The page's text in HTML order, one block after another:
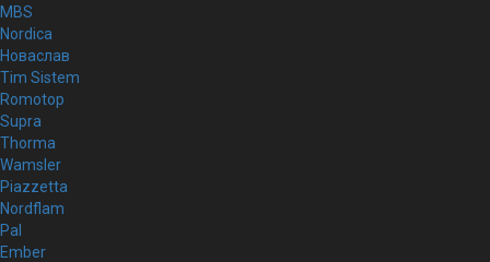
MBS
Nordica
Новаслав
Tim Sistem
Romotop
Supra
Thorma
Wamsler
Piazzetta
Nordflam
Pal
Ember